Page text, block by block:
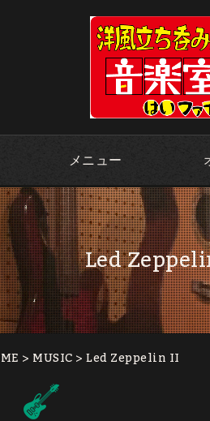
メニュー
Led
> MUSIC> Led Zeppelin II